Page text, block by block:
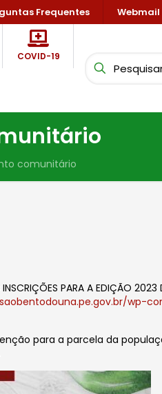
Frequentes Webmail
COVID-19
comunitário
PARA A EDIÇÃO 2023
wp-
para a parcela da